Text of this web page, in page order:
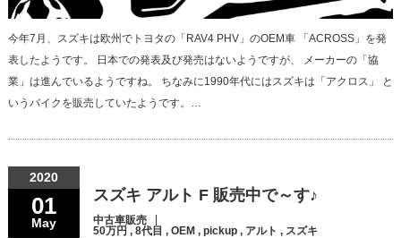
今年7月、スズキは欧州でトヨタの「RAV4 PHV」のOEM車 「ACROSS」を発
表したようです。 日本での発表及び発売はないようですが、 メーカーの「協
業」は進んでいるようですね。 ちなみに1990年代にはスズキは「アクロス」 と
いうバイクを販売していたようです。…
2020
01
May
スズキ アルト F 販売中で～す♪
中古車販売
50万円 , 8代目 , OEM , pickup, アルト , スズキ